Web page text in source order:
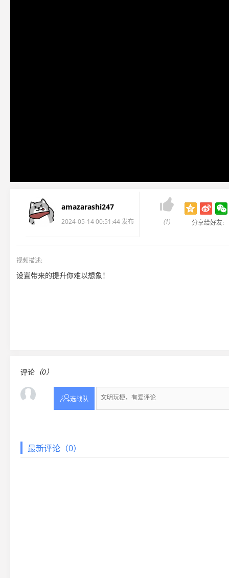
amazarashi247
2024-05-14 00:51:44 发布

(1) 分享给好友:
视频描述:
设置带来的提升你难以想象！
评论 （0）
选战队
最新评论（0）